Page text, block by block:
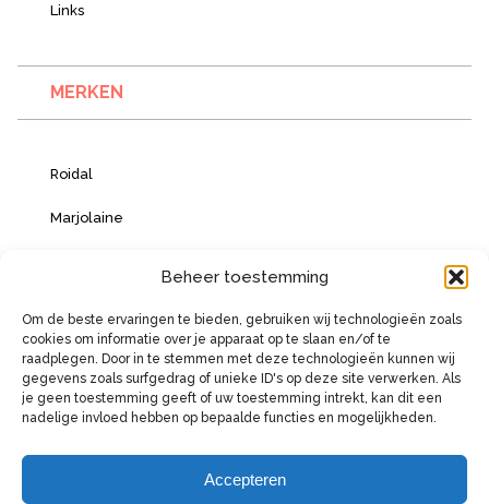
Beheer toestemming
Om de beste ervaringen te bieden, gebruiken wij technologieën zoals
cookies om informatie over je apparaat op te slaan en/of te
raadplegen. Door in te stemmen met deze technologieën kunnen wij
gegevens zoals surfgedrag of unieke ID's op deze site verwerken. Als
je geen toestemming geeft of uw toestemming intrekt, kan dit een
nadelige invloed hebben op bepaalde functies en mogelijkheden.
Accepteren
Links
MERKEN
Roidal
Marjolaine
BETAALMOGELIJKHEDEN